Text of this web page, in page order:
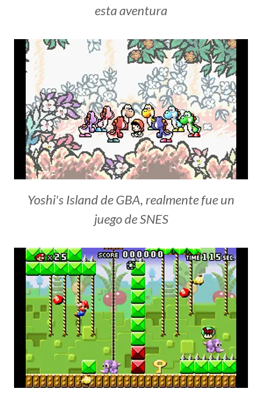
esta aventura
Yoshi's Island de GBA, realmente fue un
juego de SNES